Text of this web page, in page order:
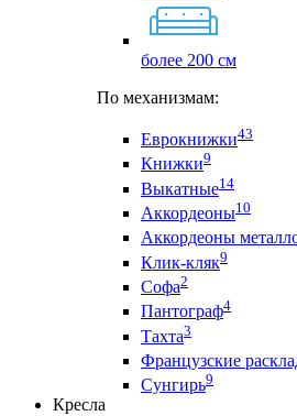
более 200 см
По механизмам:
Еврокнижки43
Книжки9
Выкатные14
Аккордеоны10
Аккордеоны
Клик-кляк9
Софа2
Пантограф4
Тахта3
Французские
Сунгирь9
Кресла